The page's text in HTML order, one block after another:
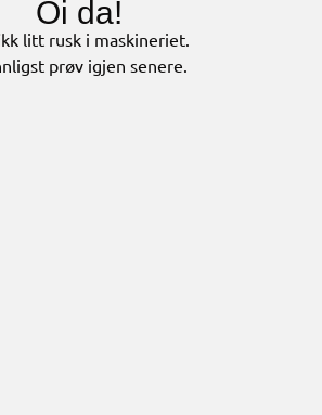
Oi da!
litt rusk i maskineriet.
prøv igjen senere.